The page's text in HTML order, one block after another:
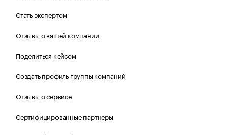
Стать экспертом
Отзывы о вашей компании
Поделиться кейсом
Создать профиль группы компаний
Отзывы о сервисе
Сертифицированные партнеры